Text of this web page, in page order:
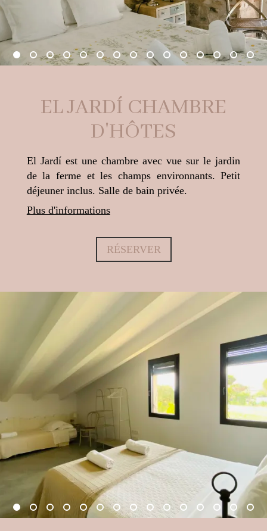
EL JARDÍ CHAMBRE
D'HÔTES
El Jardí est une chambre avec vue sur le jardin
de la ferme et les champs environnants. Petit
déjeuner inclus. Salle de bain privée.
Plus d'informations
RÉSERVER